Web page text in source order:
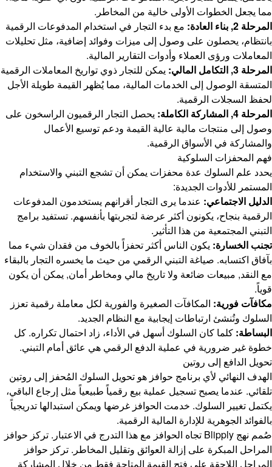
مما يجعل الخطوات الأولى خالية من المخاطر.
المرحلة 2, بناء العادة:
مع بدء التجار في استخدام المدفوعات الرقمية
بانتظام، يحصلون على وصول إلى ميزات وفوائد إضافية، مثل تحليلات
المعاملات ورؤى العملاء وأدوات التقارير المالية.
المرحلة 3, التكامل المالي:
يمكن للتجار ذوي تواريخ المعاملات الرقمية
المتسقة الوصول إلى الخدمات المالية، مما يُظهر القيمة طويلة الأجل
لحفظ السجلات الرقمية.
المرحلة 4, المشاركة الكاملة:
يحصل التجار الرقميون الراسخون على
وصول إلى منتجات مالية عالية القيمة ودعم توسيع الأعمال
والمشاركة في الأسواق الرقمية.
فهم المحفزات السلوكية
يحدد علم السلوك عدة محفزات يمكن أن تشجع التبني والاستخدام
المستمر للأدوات الجديدة:
الدليل الاجتماعي: عندما يرى التجار أقرانهم يستخدمون المدفوعات
الرقمية بنجاح، يكونون أكثر عرضة لتجربتها بأنفسهم. تستفيد برامج
التبني المجتمعية من هذا التأثير.
تجنب الخسارة: يكون الناس أكثر تحفزاً بالخوف من فقدان شيء مما
بآفاق اكتسابه. صياغة التبني الرقمي من حيث ما يخسره التجار بالبقاء
مع النقد, مبيعات ضائعة ولا تاريخ مالي ومخاطر أمان, يمكن أن يكون
قوياً.
مكافآت فورية: المكافآت الصغيرة والفورية لكل معاملة رقمية تعزز
السلوك وتُنشئ ارتباطات إيجابية مع النظام الجديد.
البساطة: كلما كان السلوك أسهل في الأداء، زاد احتمال تكراره. كل
خطوة غير ضرورية في عملية الدفع الرقمي هي عائق أمام التبني.
تحويل الدافع إلى روتين
الهدف النهائي لأي برنامج حوافز هو تحويل السلوك المُحفز إلى روتين
تلقائي. عندما يصبح تسجيل عملية بيع رقمياً طبيعياً مثل إرجاع الباقي،
يكتمل تغيير السلوك. خدمت الحوافز غرضها ويمكن استبدالها تدريجياً
بالفوائد الجوهرية للإدارة المالية الرقمية.
صُمم نهج Blipply تجاه الحوافز مع هذا التدرج في الاعتبار. تركز حوافز
المراحل المبكرة على إزالة العوائق وتقليل المخاطر. تركز حوافز
المراحل اللاحقة على فتح القيمة المتاحة فقط من خلال المشاركة